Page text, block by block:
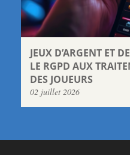
JEUX D’ARGENT ET
LE RGPD AUX
DES JOUEURS
02 juillet 2026